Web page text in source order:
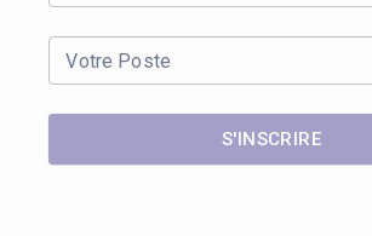
Votre Poste
S'INSCRIRE